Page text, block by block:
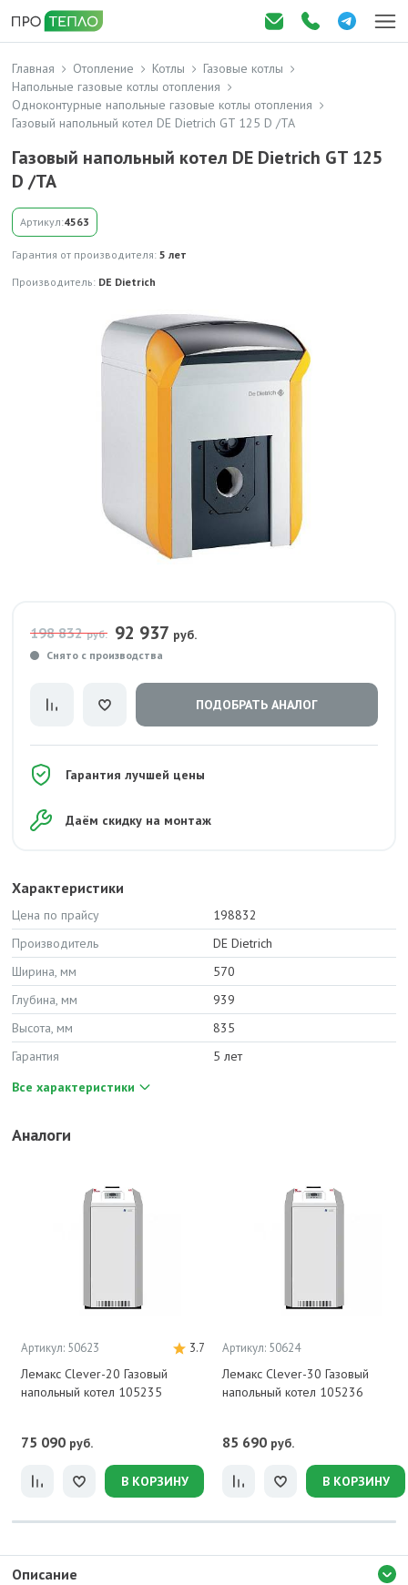
Главная Отопление Котлы
Газовые котлы
Напольные газовые котлы отопления
Одноконтурные напольные газовые котлы отопления
Газовый напольный котел DE Dietrich GT 125 D /TA
Газовый напольный котел DE Dietrich GT 125
D /TA
Артикул:4563
Гарантия от производителя: 5 лет
Производитель: DE Dietrich
198 832руб. 92 937 руб.
Снято с производства
ПОДОБРАТЬ АНАЛОГ
Гарантия лучшей цены
Даём скидку на монтаж
Характеристики
Цена по прайсу
198832
Производитель
DE Dietrich
Ширина, мм
570
Глубина, мм
939
Высота, мм
835
Гарантия
5 лет
Все характеристики
Аналоги
Артикул: 50623 3.7
Лемакс Clever-20 Газовый
напольный котел 105235
75 090 руб.
В КОРЗИНУ
Артикул: 50624
Лемакс Clever-30 Газовый
напольный котел 105236
85 690 руб.
В КОРЗИНУ
Описание